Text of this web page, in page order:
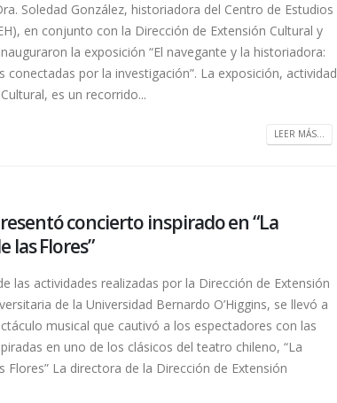
Soledad González, historiadora del Centro de Estudios
en conjunto con la Dirección de Extensión Cultural y
la exposición “El navegante y la historiadora:
conectadas por la investigación”. La exposición, actividad
es un recorrido...
LEER MÁS...
concierto inspirado en “La
las Flores”
las actividades realizadas por la Dirección de Extensión
de la Universidad Bernardo O’Higgins, se llevó a
musical que cautivó a los espectadores con las
en uno de los clásicos del teatro chileno, “La
Flores” La directora de la Dirección de Extensión